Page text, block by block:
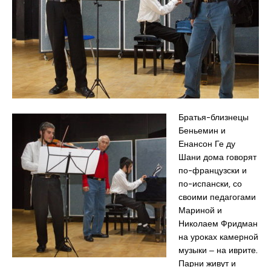
Братья-близнецы
Беньемин и
Енансон Ге ду
Шани дома говорят
по-французски и
по-испански, со
своими педагогами
Мариной и
Николаем Фридман
на уроках камерной
музыки ‒ на иврите.
Парни живут и